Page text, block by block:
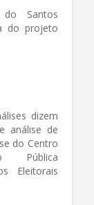
Santos
do projeto
dizem
análise de
do Centro
Pública
Eleitorais